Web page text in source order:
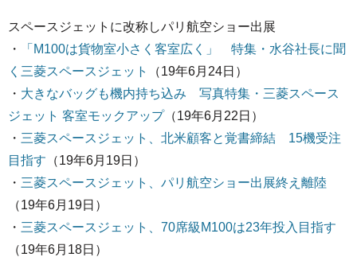
スペースジェットに改称しパリ航空ショー出展
・
「M100は貨物室小さく客室広く」 特集・水谷社長に聞
く三菱スペースジェット
（19年6月24日）
・ 大きなバッグも機内持ち込み 写真特集・三菱スペース
ジェット 客室モックアップ（19年6月22日）
・ 三菱スペースジェット、北米顧客と覚書締結 15機受注
目指す （19年6月19日）
・ 三菱スペースジェット、パリ航空ショー出展終え離陸
（19年6月19日）
・ 三菱スペースジェット、70席級M100は23年投入目指す
（19年6月18日）